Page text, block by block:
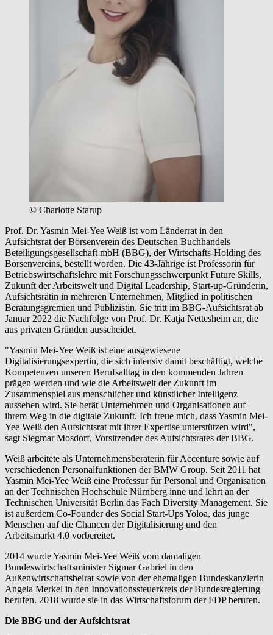
© Charlotte Starup
Prof. Dr. Yasmin Mei-Yee Weiß ist vom Länderrat in den
Aufsichtsrat der Börsenverein des Deutschen Buchhandels
Beteiligungsgesellschaft mbH (BBG), der Wirtschafts-Holding des
Börsenvereins, bestellt worden. Die 43-Jährige ist Professorin für
Betriebswirtschaftslehre mit Forschungsschwerpunkt Future Skills,
Zukunft der Arbeitswelt und Digital Leadership, Start-up-Gründerin,
Aufsichtsrätin in mehreren Unternehmen, Mitglied in politischen
Beratungsgremien und Publizistin. Sie tritt im BBG-Aufsichtsrat ab
Januar 2022 die Nachfolge von Prof. Dr. Katja Nettesheim an, die
aus privaten Gründen ausscheidet.
"Yasmin Mei-Yee Weiß ist eine ausgewiesene
Digitalisierungsexpertin, die sich intensiv damit beschäftigt, welche
Kompetenzen unseren Berufsalltag in den kommenden Jahren
prägen werden und wie die Arbeitswelt der Zukunft im
Zusammenspiel aus menschlicher und künstlicher Intelligenz
aussehen wird. Sie berät Unternehmen und Organisationen auf
ihrem Weg in die digitale Zukunft. Ich freue mich, dass Yasmin Mei-
Yee Weiß den Aufsichtsrat mit ihrer Expertise unterstützen wird",
sagt Siegmar Mosdorf, Vorsitzender des Aufsichtsrates der BBG.
Weiß arbeitete als Unternehmensberaterin für Accenture sowie auf
verschiedenen Personalfunktionen der BMW Group. Seit 2011 hat
Yasmin Mei-Yee Weiß eine Professur für Personal und Organisation
an der Technischen Hochschule Nürnberg inne und lehrt an der
Technischen Universität Berlin das Fach Diversity Management. Sie
ist außerdem Co-Founder des Social Start-Ups Yoloa, das junge
Menschen auf die Chancen der Digitalisierung und den
Arbeitsmarkt 4.0 vorbereitet.
2014 wurde Yasmin Mei-Yee Weiß vom damaligen
Bundeswirtschaftsminister Sigmar Gabriel in den
Außenwirtschaftsbeirat sowie von der ehemaligen Bundeskanzlerin
Angela Merkel in den Innovationssteuerkreis der Bundesregierung
berufen. 2018 wurde sie in das Wirtschaftsforum der FDP berufen.
Die BBG und der Aufsichtsrat